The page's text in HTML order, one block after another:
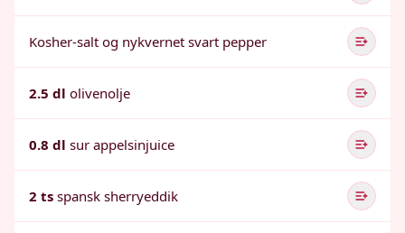
Kosher-salt og nykvernet svart pepper
2.5 dl olivenolje
0.8 dl sur appelsinjuice
2 ts spansk sherryeddik